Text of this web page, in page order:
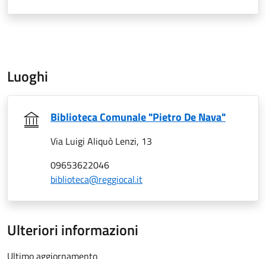
Luoghi
Biblioteca Comunale "Pietro De Nava"
Via Luigi Aliquò Lenzi, 13
09653622046
biblioteca@reggiocal.it
Ulteriori informazioni
Ultimo aggiornamento